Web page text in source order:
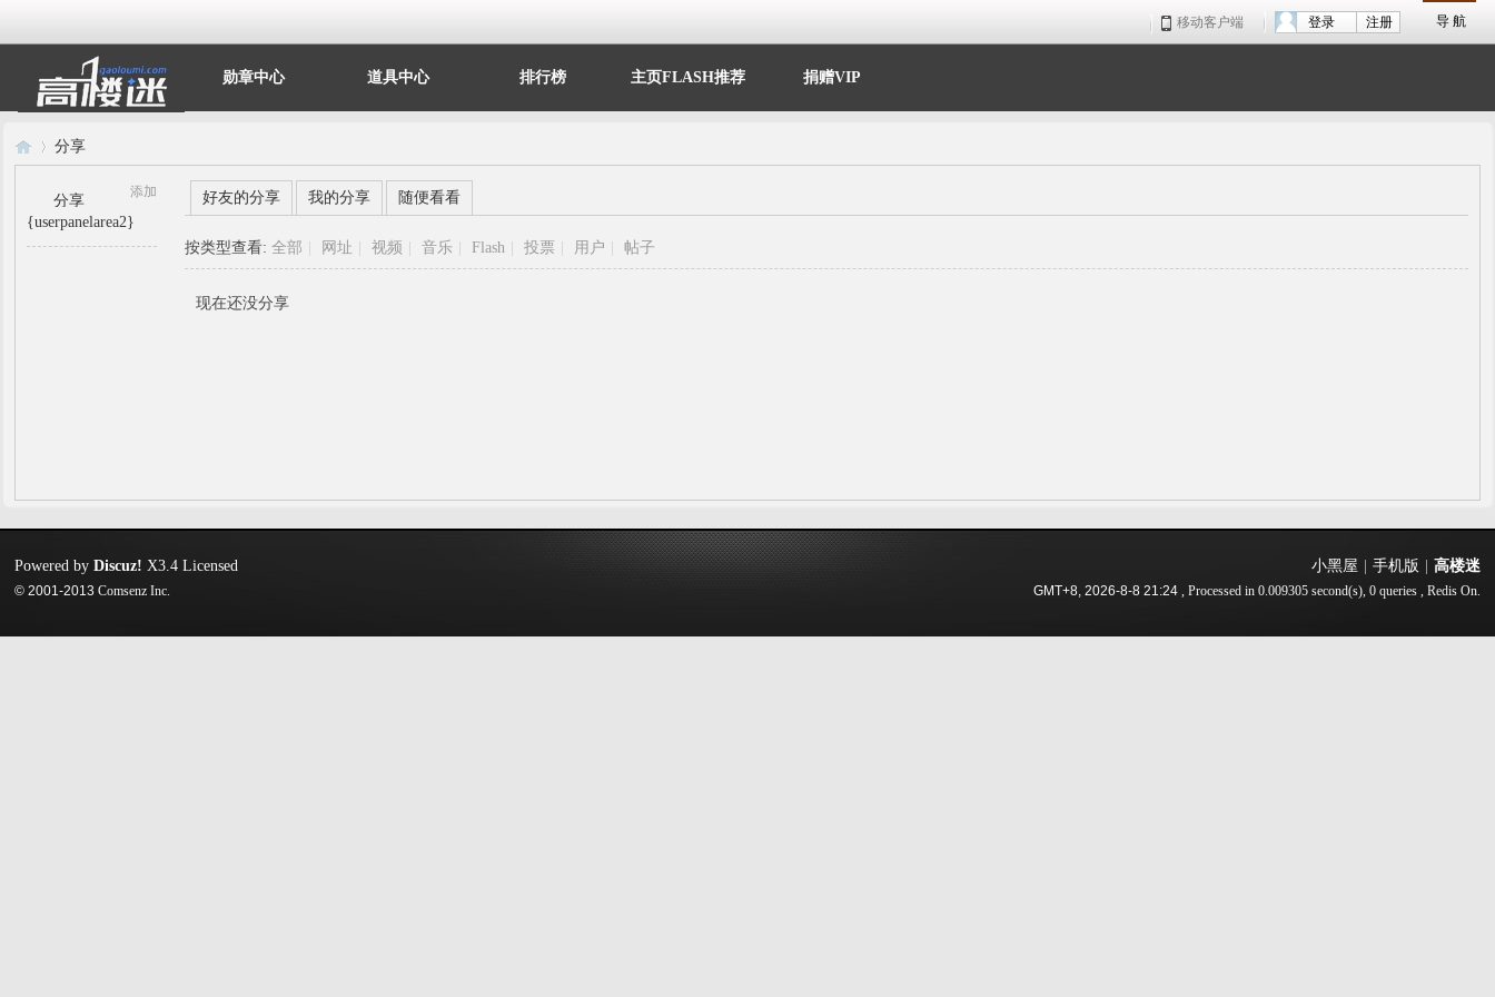
导 航
移动客户端 注册
登录
勋章中心 道具中心 排行榜 主页FLASH推荐 捐赠VIP
分享
添加
分享
{userpanelarea2}
好友的分享 我的分享 随便看看
按类型查看:全部 网址 视频 音乐 Flash 投票 用户 帖子
现在还没分享
小黑屋 手机版 高楼迷
GMT+8, 2026-8-8 21:24, Processed in 0.009305 second(s), 0 queries , Redis On.
Powered byDiscuz! X3.4 Licensed
© 2001-2013Comsenz Inc.